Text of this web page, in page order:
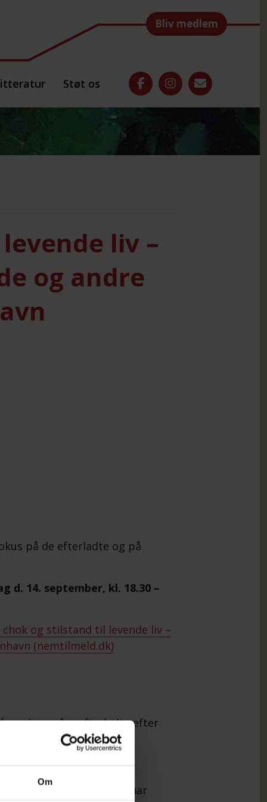
Om
Bliv medlem
Støt os
liv –
og andre
på de efterladte og på
14. september, kl. 18.30 –
chok og stilstand til levende liv –
(nemtilmeld.dk)
for efterladte efter
Langgaard
MPF. Hun har